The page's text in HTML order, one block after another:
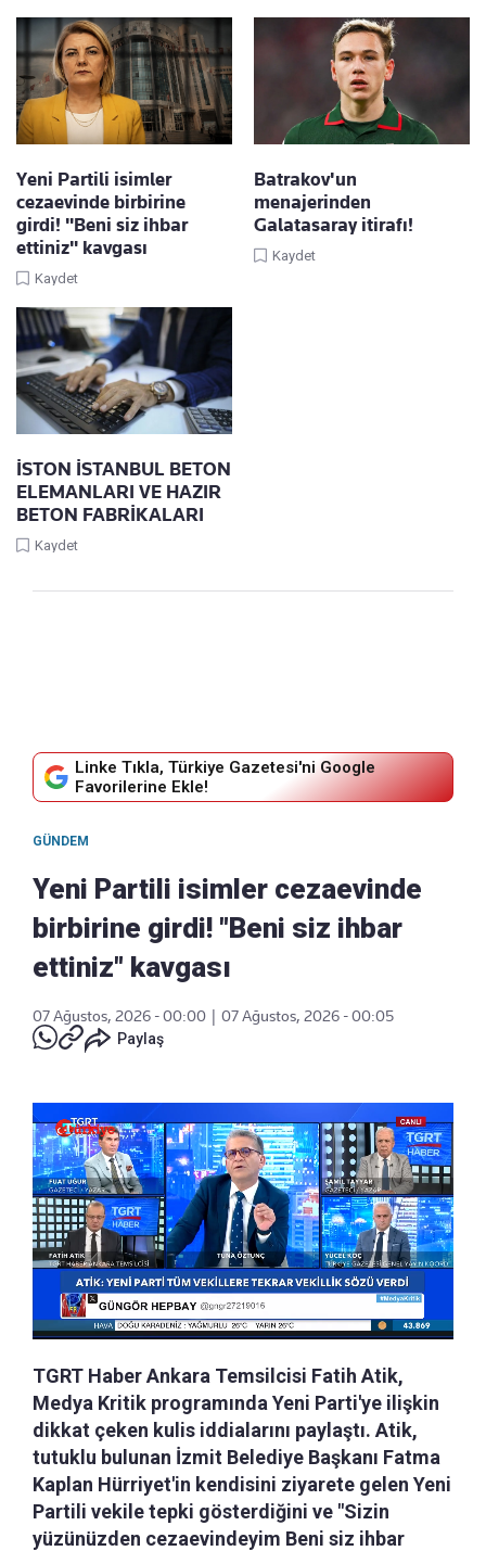
Yeni Partili isimler
cezaevinde birbirine
girdi! "Beni siz ihbar
ettiniz" kavgası
Kaydet
Batrakov'un
menajerinden
Galatasaray itirafı!
Kaydet
İSTON İSTANBUL BETON
ELEMANLARI VE HAZIR
BETON FABRİKALARI
Kaydet
Linke Tıkla, Türkiye Gazetesi'ni Google
Favorilerine Ekle!
GÜNDEM
Yeni Partili isimler cezaevinde
birbirine girdi! "Beni siz ihbar
ettiniz" kavgası
07 Ağustos, 2026 - 00:00
07 Ağustos, 2026 - 00:05
Paylaş
TGRT Haber Ankara Temsilcisi Fatih Atik,
Medya Kritik programında Yeni Parti'ye ilişkin
dikkat çeken kulis iddialarını paylaştı. Atik,
tutuklu bulunan İzmit Belediye Başkanı Fatma
Kaplan Hürriyet'in kendisini ziyarete gelen Yeni
Partili vekile tepki gösterdiğini ve "Sizin
yüzünüzden cezaevindeyim Beni siz ihbar